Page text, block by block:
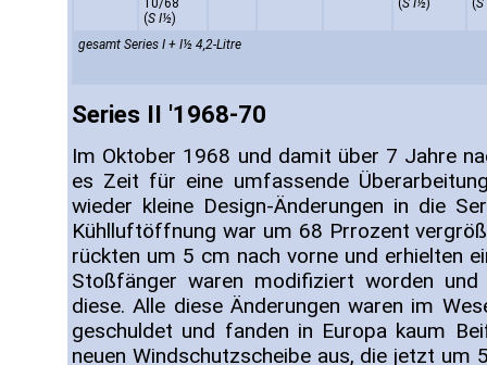
10/68
(S I½)
(S I½) (
gesamt Series I + I½ 4,2-Litre
Series II '1968-70
Im Oktober 1968 und damit über 7 Jahre
es Zeit für eine umfassende
wieder kleine Design-Änderungen in die
Kühlluftöffnung war um 68 Prrozent
rückten um 5 cm nach vorne und erhielten
Stoßfänger waren modifiziert worden
diese. Alle diese Änderungen waren im
geschuldet und fanden in Europa kaum
neuen Windschutzscheibe aus, die jetzt um